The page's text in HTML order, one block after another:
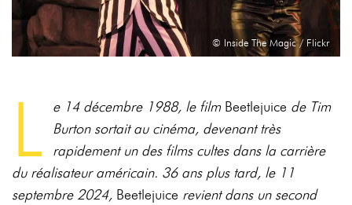
© Inside The Magic / Flickr
L e 14 décembre 1988, le film Beetlejuicede Tim
Burton sortait au cinéma, devenant très
rapidement un des films cultes dans la carrière
du réalisateur américain. 36 ans plus tard, le 11
septembre 2024, Beetlejuice revient dans un second